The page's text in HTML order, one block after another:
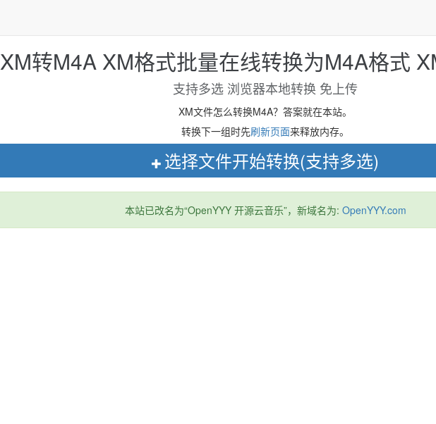
XM转M4A XM格式批量在线转换为M4A格式
支持多选 浏览器本地转换 免上传
XM文件怎么转换M4A？答案就在本站。
转换下一组时先刷新页面来释放内存。
选择文件开始转换(支持多选)
本站已改名为“OpenYYY 开源云音乐”，新域名为: OpenYYY.com